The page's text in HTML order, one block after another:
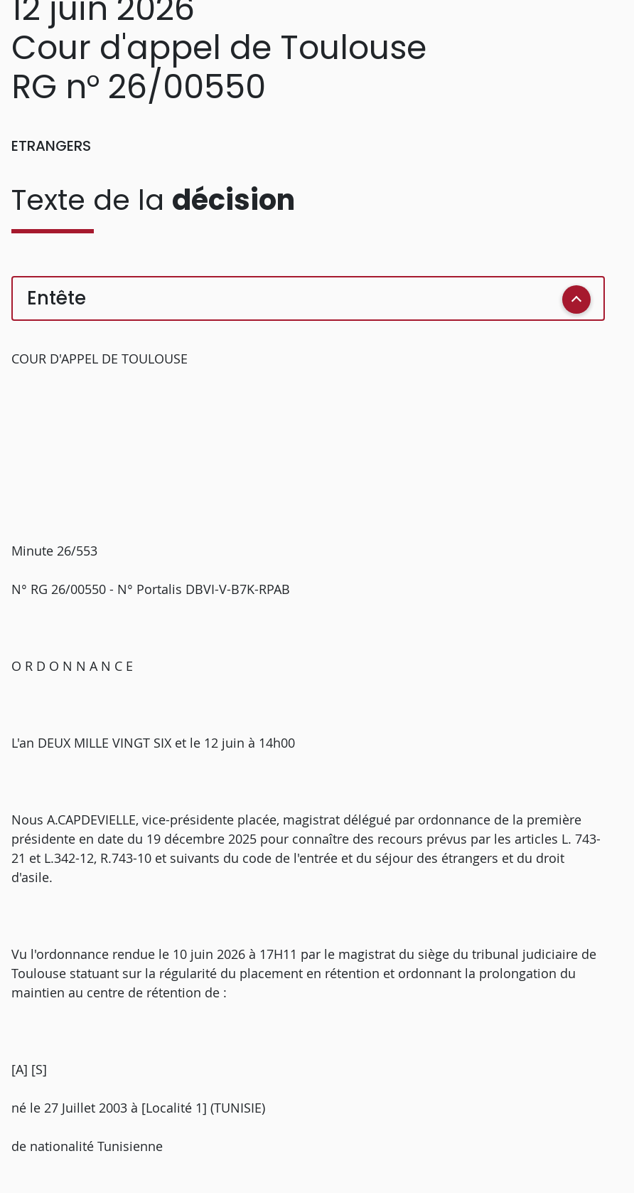
Cour d'appel de Toulouse
RG n° 26/00550
ETRANGERS
Texte de la décision
Entête
COUR D'APPEL DE TOULOUSE
Minute 26/553
N° RG 26/00550 - N° Portalis DBVI-V-B7K-RPAB
O R D O N N A N C E
L'an DEUX MILLE VINGT SIX et le 12 juin à 14h00
Nous A.CAPDEVIELLE, vice-présidente placée, magistrat délégué par ordonnance de la première
présidente en date du 19 décembre 2025 pour connaître des recours prévus par les articles L. 743-
21 et L.342-12, R.743-10 et suivants du code de l'entrée et du séjour des étrangers et du droit
d'asile.
Vu l'ordonnance rendue le 10 juin 2026 à 17H11 par le magistrat du siège du tribunal judiciaire de
Toulouse statuant sur la régularité du placement en rétention et ordonnant la prolongation du
maintien au centre de rétention de :
[A] [S]
né le 27 Juillet 2003 à [Localité 1] (TUNISIE)
de nationalité Tunisienne